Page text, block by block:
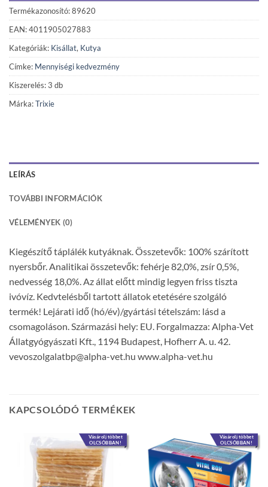
Termékazonosító: 89620
EAN: 4011905027883
Kategóriák: Kisállat, Kutya
Címke: Mennyiségi kedvezmény
Kiszerelés: 3 db
Márka:Trixie
LEÍRÁS
TOVÁBBI INFORMÁCIÓK
VÉLEMÉNYEK (0)
Kiegészítő táplálék kutyáknak. Összetevők: 100% szárított
nyersbőr. Analitikai összetevők: fehérje 82,0%, zsír 0,5%,
nedvesség 18,0%. Az állat előtt mindig legyen friss tiszta
ivóvíz. Kedvtelésből tartott állatok etetésére szolgáló
termék! Lejárati idő (hó/év)/gyártási tételszám: lásd a
csomagoláson. Származási hely: EU. Forgalmazza: Alpha-Vet
Állatgyógyászati Kft., 1194 Budapest, Hofherr A. u. 42.
vevoszolgalatbp@alpha-vet.hu www.alpha-vet.hu
KAPCSOLÓDÓ TERMÉKEK
Vásárolj többet
OLCSÓBBAN!
Vásárolj többet
OLCSÓBBAN!